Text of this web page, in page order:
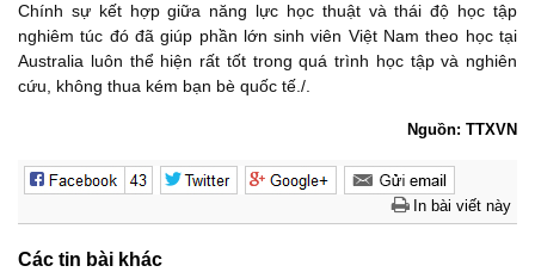
Chính sự kết hợp giữa năng lực học thuật và thái độ học tập
nghiêm túc đó đã giúp phần lớn sinh viên Việt Nam theo học tại
Australia luôn thể hiện rất tốt trong quá trình học tập và nghiên
cứu, không thua kém bạn bè quốc tế./.
Nguồn: TTXVN
In bài viết này
Các tin bài khác